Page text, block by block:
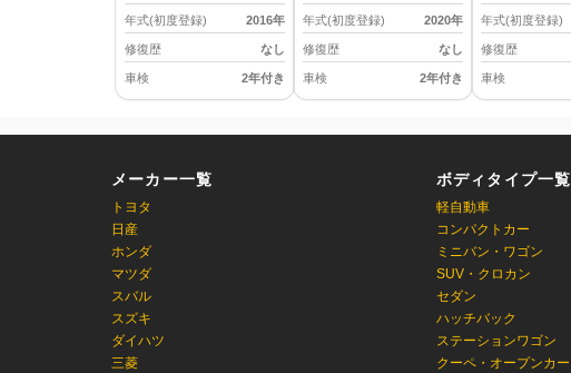
年式(初度登録) 2016年
修復歴 なし
車検 2年付き
年式(初度登録) 2020年
修復歴 なし
車検 2年付き
年式(初度登録)
修復歴
車検
メーカー一覧
トヨタ
日産
ホンダ
マツダ
スバル
スズキ
ダイハツ
三菱
ボディタイプ一覧
軽自動車
コンパクトカー
ミニバン・ワゴン
SUV・クロカン
セダン
ハッチバック
ステーションワゴン
クーペ・オープンカー